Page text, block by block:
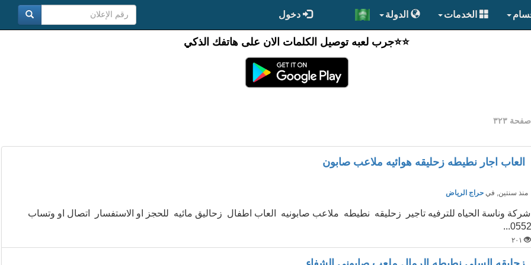
الخدمات الدولة دخول
⭐️⭐جرب لعبه توصيل الكلمات الان على هاتفك الذكي
٣٢٣
العاب اجار نطيطه زحليقه هوائيه ملاعب صابون
منذ سنتين, فيحراج الرياض
شركة وناسة الحياه للترفيه تاجير زحليقه نطيطه ملاعب صابونيه العاب اطفال زحاليق مائيه للحجز او الاستفسار اتصال او وتساب
0552...
٢٠١